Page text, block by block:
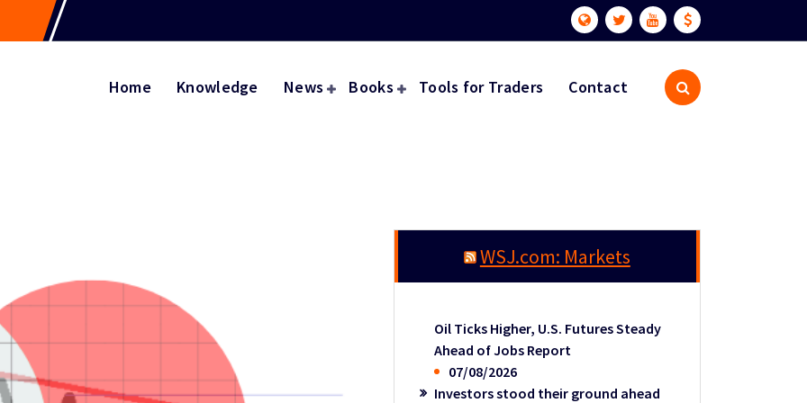
Home Knowledge News Books Tools for Traders Contact
WSJ.com: Markets
Oil Ticks Higher, U.S. Futures Steady
Ahead of Jobs Report
07/08/2026
Investors stood their ground ahead